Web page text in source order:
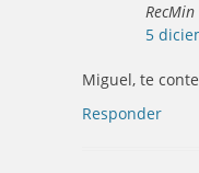
RecMin
5
Miguel, te
Responder